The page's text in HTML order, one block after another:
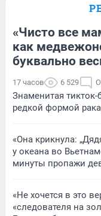
«Чисто все
как
буквально
17 часов 6 529
Знаменитая
редкой формой
«Она крикнула:
у океана во
минуты пропажи
«Не хочется в это
«следователя на